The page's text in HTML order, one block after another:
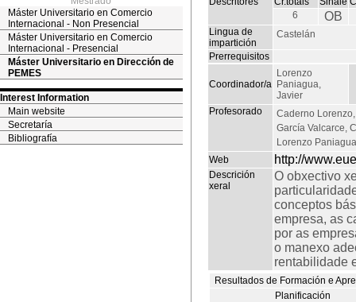
Máster Universitario en Comercio
Internacional - Non Presencial
Máster Universitario en Comercio
Internacional - Presencial
Máster Universitario en Dirección de
PEMES
Interest Information
Main website
Secretaría
Bibliografía
6
OB
Lingua de
impartición
Castelán
Prerrequisitos
Coordinador/a
Lorenzo
Paniagua,
Javier
Profesorado
Caderno
García Valcarce,
Lorenzo
Web
http://
Descrición
xeral
O obxectivo
conceptos
empresa, as
por as
o manexo
rentabilidade
Resultados de Formación e
Planificación